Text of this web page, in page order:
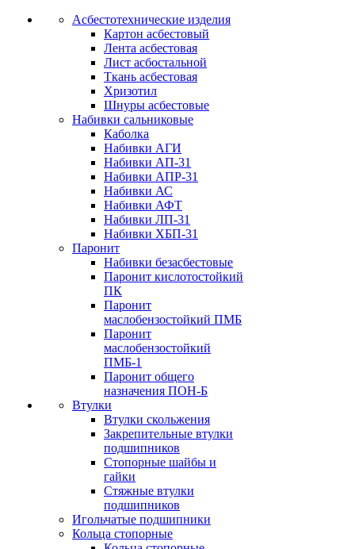
Асбестотехнические изделия
Картон асбестовый
Лента асбестовая
Лист асбостальной
Ткань асбестовая
Хризотил
Шнуры асбестовые
Набивки сальниковые
Каболка
Набивки АГИ
Набивки АП-31
Набивки АПР-31
Набивки АС
Набивки АФТ
Набивки ЛП-31
Набивки ХБП-31
Паронит
Набивки безасбестовые
Паронит кислотостойкий
ПК
Паронит
маслобензостойкий ПМБ
Паронит
маслобензостойкий
ПМБ-1
Паронит общего
назначения ПОН-Б
Втулки
Втулки скольжения
Закрепительные втулки
подшипников
Стопорные шайбы и
гайки
Стяжные втулки
подшипников
Игольчатые подшипники
Кольца стопорные